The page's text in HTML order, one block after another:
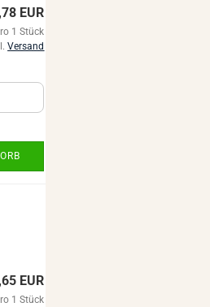
EUR
1 Stück
Versand
EUR
1 Stück